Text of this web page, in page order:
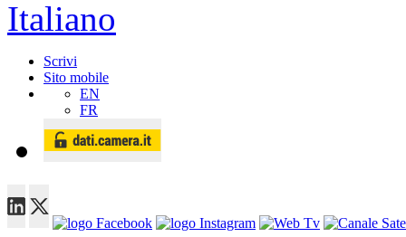
Scrivi
Sito mobile
EN
FR